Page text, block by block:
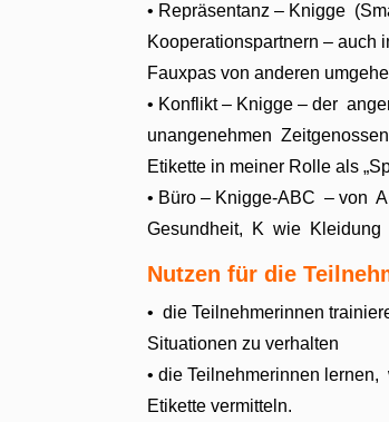
• Repräsentanz – Knigge
Kooperationspartnern – auch
Fauxpas von anderen
• Konflikt – Knigge – der
unangenehmen
Etikette in meiner Rolle als
• Büro – Knigge-ABC –
Gesundheit, K wie Kleidung
Nutzen für die
• die Teilnehmerinnen
Situationen zu verhalten
• die Teilnehmerinnen
Etikette vermitteln.